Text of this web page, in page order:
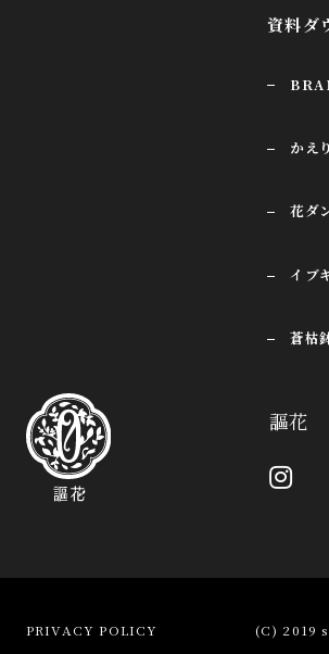
資料ダ
かえ
花ダ
イブ
蒼枯
謳花
PRIVACY POLICY
(C) 2019